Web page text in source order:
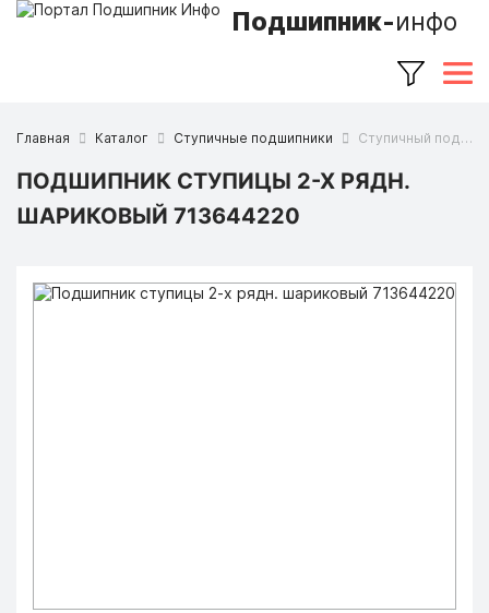
Подшипник-инфо
Главная Каталог Ступичные подшипники Ступичный подшипник 713644220 (FAG)
ПОДШИПНИК СТУПИЦЫ 2-Х РЯДН.
ШАРИКОВЫЙ 713644220